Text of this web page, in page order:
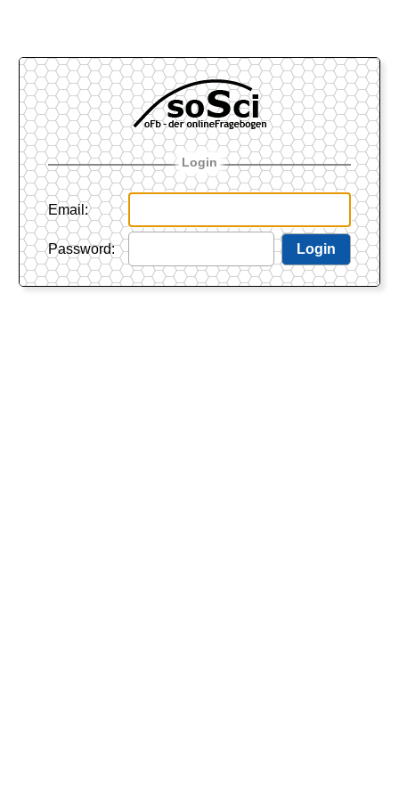
Login
Email :
Password: Login